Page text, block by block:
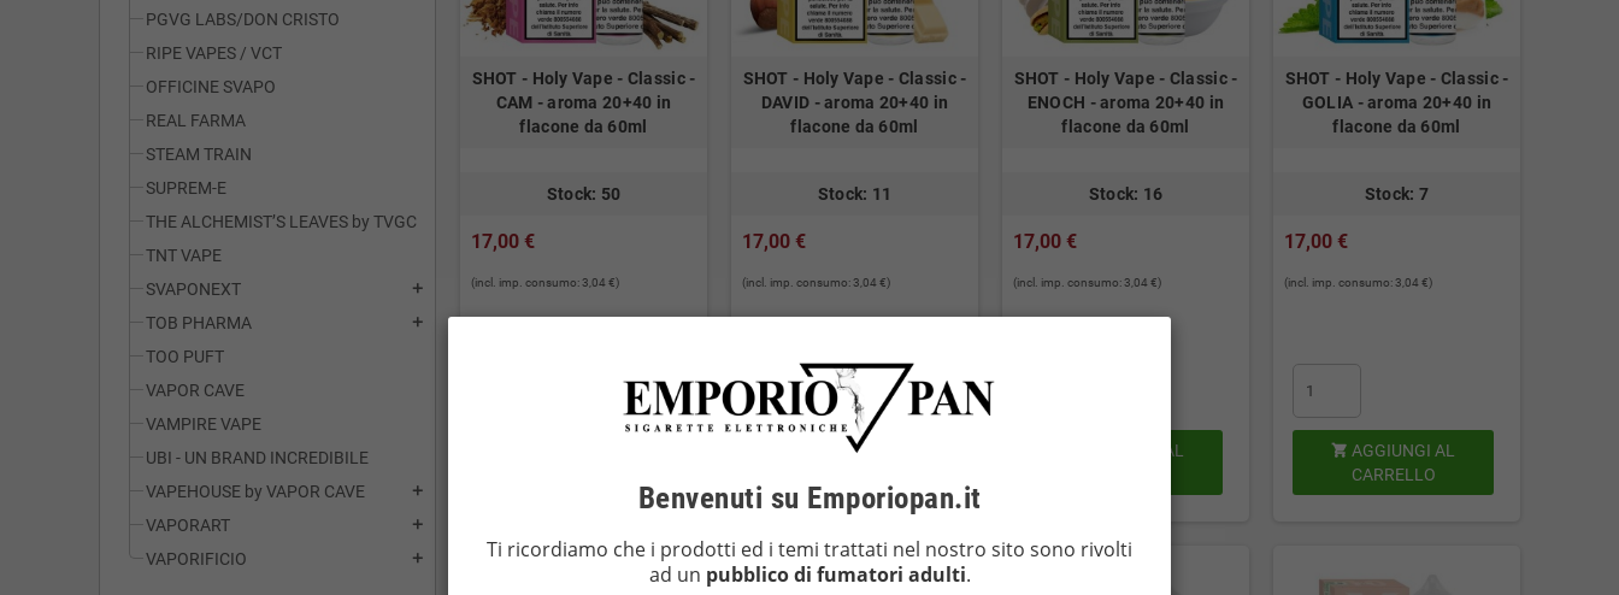
PGVG LABS/DON CRISTO
RIPE VAPES / VCT
OFFICINE SVAPO
REAL FARMA
STEAM TRAIN
SUPREM-E
THE ALCHEMIST’S LEAVES by TVGC
TNT VAPE
SVAPONEXT
add
TOB PHARMA add
TOO PUFT
VAPOR CAVE
VAMPIRE VAPE
UBI - UN BRAND INCREDIBILE
VAPEHOUSE by VAPOR CAVE
add
VAPORART add
VAPORIFICIO add
SHOT - Holy Vape - Classic -
CAM - aroma 20+40 in
flacone da 60ml
Stock: 50
17,00 €
(incl. imp. consumo: 3,04 €)
SHOT - Holy Vape - Classic -
DAVID - aroma 20+40 in
flacone da 60ml
Stock: 11
17,00 €
(incl. imp. consumo: 3,04 €)
AGGIUNGI AL
SHOT - Holy Vape - Classic -
ENOCH - aroma 20+40 in
flacone da 60ml
Stock: 16
17,00 €
(incl. imp. consumo: 3,04 €)
AGGIUNGI AL
SHOT - Holy Vape - Classic -
GOLIA - aroma 20+40 in
flacone da 60ml
Stock: 7
17,00 €
(incl. imp. consumo: 3,04 €)
 AGGIUNGI AL
CARRELLO
Benvenuti su Emporiopan.it
Ti ricordiamo che i prodotti ed i temi trattati nel nostro sito sono rivolti
ad un pubblico di fumatori adulti.